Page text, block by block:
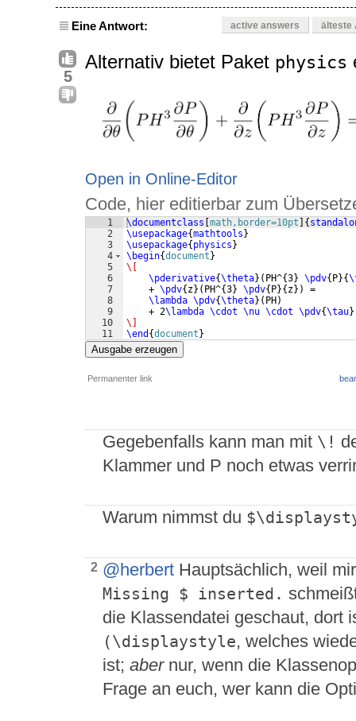
Eine Antwort: active answers älteste
5
Alternativ bietet Paket physics
Open in Online-Editor
Code, hier editierbar zum
1
2
3
4
5
6
7
8
9
10
11
\documentclass [math,border=10pt ] {
\usepackage{mathtools}
\usepackage{physics}
\begin{document}
\[
\pderivative{\theta} ( PH^{3} \pdv{P}{
    +
\pdv{z} ( PH^{3} \pdv{P}{z})
=
\lambda \pdv{\theta} ( PH)
    + 2
\lambda \cdot \nu \cdot \pdv{\tau}
\]
\end {document}
Ausgabe erzeugen
Permanenter link
Gegebenfalls kann man mit \!
Klammer und P noch etwas
Warum nimmst du
2 @herbert Hauptsächlich, weil
Missing $ inserted.
die Klassendatei geschaut, dort
(\displaystyle, welches
ist; abernur, wenn die
Frage an euch, wer kann die